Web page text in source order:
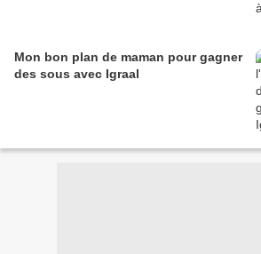
Mon bon plan de maman pour gagner
des sous avec Igraal